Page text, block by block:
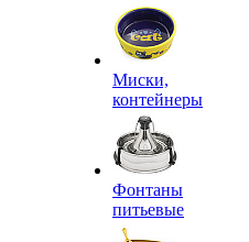
Миски,
контейнеры
Фонтаны
питьевые